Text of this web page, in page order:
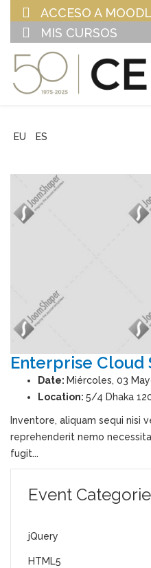
ACCESO A
MIS CURSOS
EU ES
Enterprise Cloud
Date: Miércoles, 03
Location: 5/4 Dhaka
Inventore, aliquam sequi nisi
reprehenderit nemo
fugit...
Event
jQuery
HTML5